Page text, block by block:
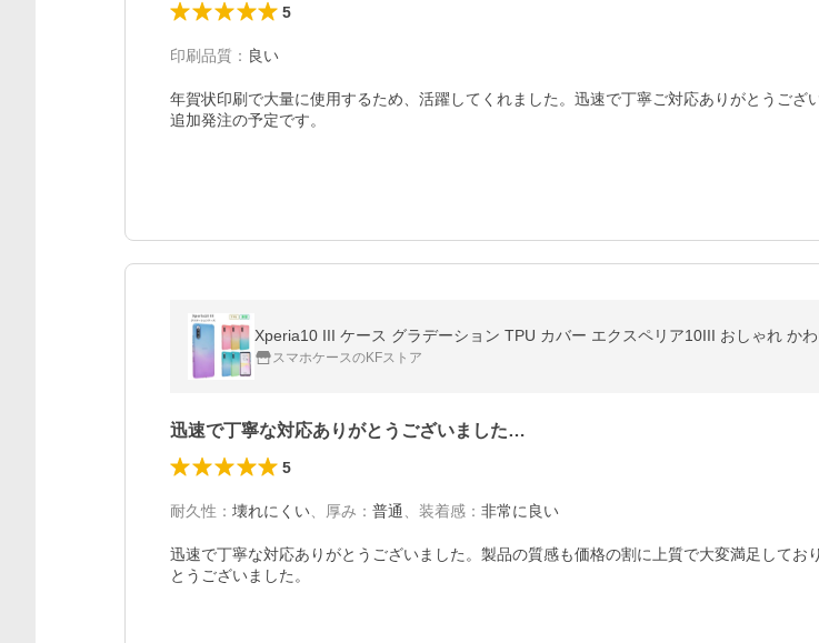
5
印刷品質 ： 良い
年賀状印刷で大量に使用するため、活躍してくれました。迅速で丁寧ご対応ありがとうござ
追加発注の予定です。
スマホケースのKFストア
迅速で丁寧な対応ありがとうございました…
5
耐久性 ： 壊れにくい 厚み ： 普通 装着感 ： 非常に良い
迅速で丁寧な対応ありがとうございました。製品の質感も価格の割に上質で大変満足してお
とうございました。